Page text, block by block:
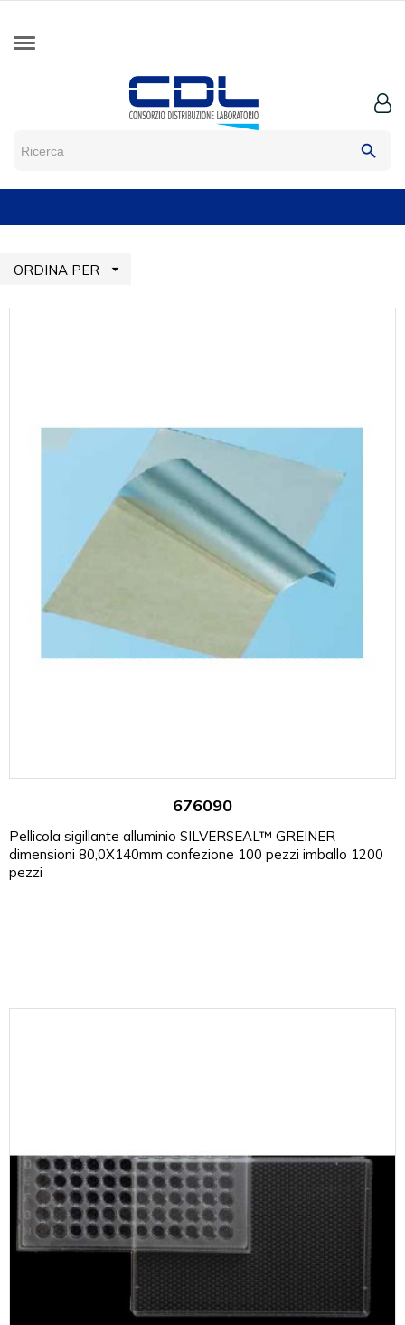
search
ORDINA PER 
676090
Pellicola sigillante alluminio SILVERSEAL™ GREINER
dimensioni 80,0X140mm confezione 100 pezzi imballo 1200
pezzi